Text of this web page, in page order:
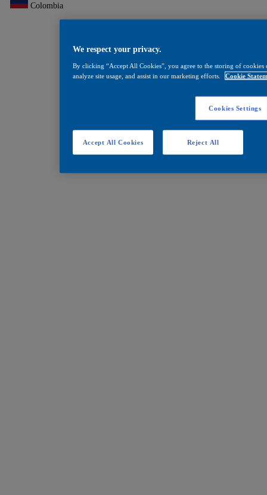
Colombia
We respect your privacy.
By clicking “Accept All Cookies”, you agree to the storing of
analyze site usage, and assist in our marketing efforts.
Cookie
Cookies Settings
Reject All
Accept All Cookies